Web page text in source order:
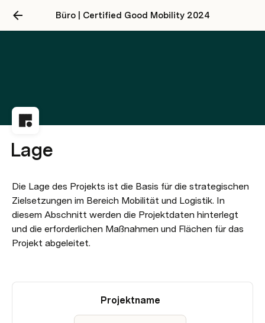
Büro | Certified Good Mobility 2024
Lage
Die Lage des Projekts ist die Basis für die strategischen
Zielsetzungen im Bereich Mobilität und Logistik. In
diesem Abschnitt werden die Projektdaten hinterlegt
und die erforderlichen Maßnahmen und Flächen für das
Projekt abgeleitet.
Projektname